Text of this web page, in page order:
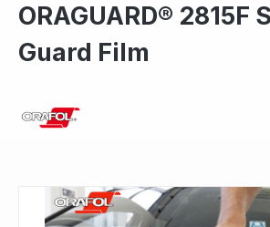
ORAGUARD® 2815F
Guard Film
Bildergalerie überspringen